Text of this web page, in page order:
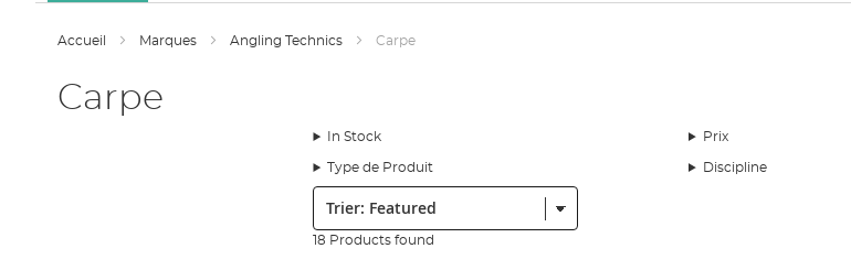
Accueil Marques Angling Technics Carpe
Carpe
In Stock Prix
Type de Produit Discipline
Trier:
18 Products found